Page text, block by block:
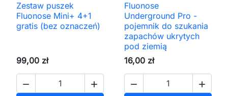
Zestaw puszek
Fluonose Mini+ 4+1
gratis (bez oznaczeń)
99,00 zł
 
Fluonose
Underground Pro -
pojemnik do szukania
zapachów ukrytych
pod ziemią
16,00 zł
 